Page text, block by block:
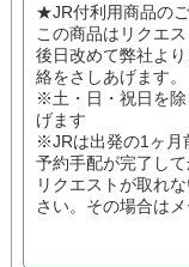
★JR付利用商品の
この商品はリクエ
後日改めて弊社よ
絡をさしあげます。
※土・日・祝日を除
げます
※JRは出発の1ヶ月
予約手配が完了し
リクエストが取れ
さい。その場合は